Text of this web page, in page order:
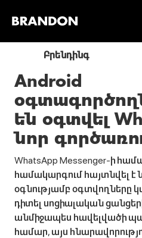
Բրենդինգ
Android
են օգտվել
նոր
WhatsApp Messenger-ի
համակարգում հայտնվել է
օգնությամբ օգտվողները
դիտել սոցիալական
անմիջապես հավելվածի
համար, այս